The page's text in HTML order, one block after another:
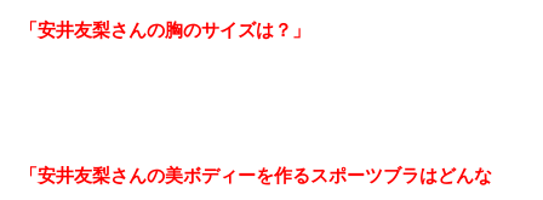
「安井友梨さんの胸のサイズは？」
「安井友梨さんの美ボディーを作るスポーツブラはどんな